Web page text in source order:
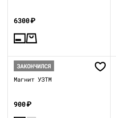
6300₽
ЗАКОНЧИЛСЯ
Магнит УЗТМ
900₽